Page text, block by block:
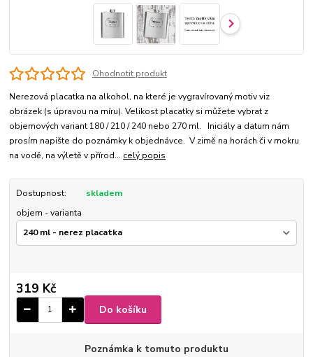
Ohodnotit produkt
Nerezová placatka na alkohol, na které je vygravírovaný motiv viz
obrázek (s úpravou na míru). Velikost placatky si můžete vybrat z
objemových variant 180 / 210 / 240 nebo 270 ml. Iniciály a datum nám
prosím napište do poznámky k objednávce. V zimě na horách či v mokru
na vodě, na výletě v přírod... celý popis
Dostupnost:
skladem
objem - varianta
319 Kč
Do košíku
Poznámka k tomuto produktu